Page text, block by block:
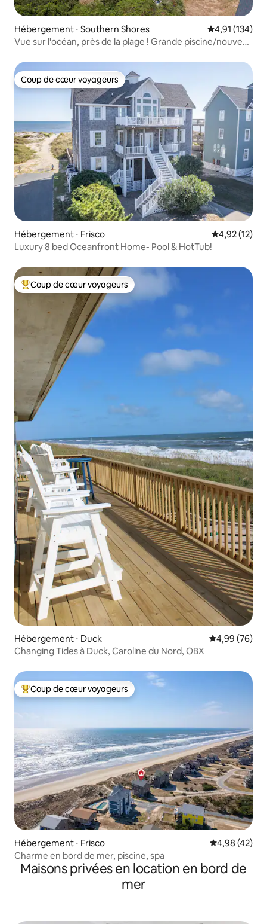
Hébergement ⋅ Southern Shores Évaluation
4,91 (134)
Vue sur l'océan, près de la plage ! Grande piscine/nouveau
Coup de cœur voyageurs
Coup de cœur voyageurs
Hébergement ⋅ Frisco Évaluation
4,92 (12)
Luxury 8 bed Oceanfront Home- Pool & HotTub!
Coups de cœur voyageurs les plus appréciés
Coup de cœur voyageurs
Hébergement ⋅ Duck Évaluation
4,99 (76)
Changing Tides à Duck, Caroline du Nord, OBX
Coups de cœur voyageurs les plus appréciés
Coup de cœur voyageurs
Hébergement ⋅ Frisco Évaluation
4,98 (42)
Charme en bord de mer, piscine, spa
Maisons privées en location en bord de
mer